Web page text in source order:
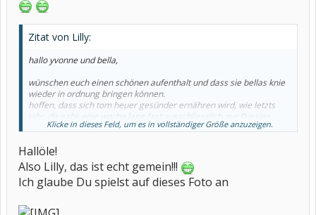
Zitat von Lilly:
hallo yvonne und bella,
wünschen euch einen schönen aufenthalt und dass sie bellas knie
wieder in ordnung bringen können.
hoffen, dass sich tom heuer gesünder ernähren wird, wie letzts
jahr. da gabs eine woche lang fast ausschliesslich nur flüssige
nahrung
. aber du wirst an den wochenenden doch immer
bussi an bella
chaot69 &
Klicke in dieses Feld, um es in vollständiger Größe anzuzeigen.
Hallöle!
Also Lilly, das ist echt gemein!!!
Ich glaube Du spielst auf dieses Foto an